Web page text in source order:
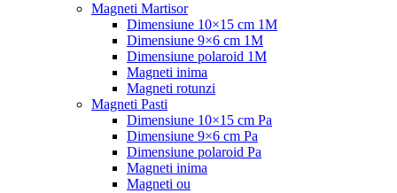
Magneti Martisor
Dimensiune 10×15 cm 1M
Dimensiune 9×6 cm 1M
Dimensiune polaroid 1M
Magneti inima
Magneti rotunzi
Magneti Pasti
Dimensiune 10×15 cm Pa
Dimensiune 9×6 cm Pa
Dimensiune polaroid Pa
Magneti inima
Magneti ou